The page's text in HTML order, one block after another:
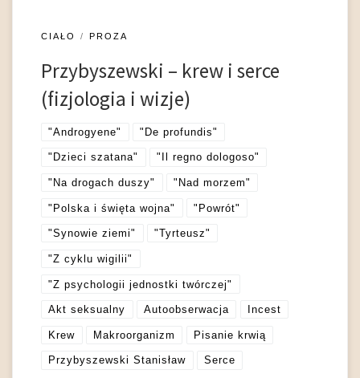
CIAŁO PROZA
Przybyszewski – krew i serce
(fizjologia i wizje)
"Androgyene" "De profundis"
"Dzieci szatana" "Il regno dologoso"
"Na drogach duszy" "Nad morzem"
"Polska i święta wojna" "Powrót"
"Synowie ziemi" "Tyrteusz"
"Z cyklu wigilii"
"Z psychologii jednostki twórczej"
Akt seksualny Autoobserwacja Incest
Krew Makroorganizm Pisanie krwią
Przybyszewski Stanisław Serce